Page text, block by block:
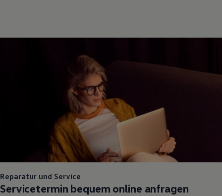
Reparatur und Service
Servicetermin bequem online anfragen